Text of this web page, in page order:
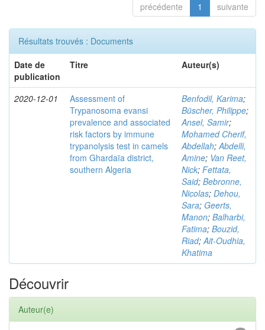
précédente 1 suivante
Résultats trouvés : Documents
Date de
publication
Titre Auteur(s)
2020-12-01
Assessment of
Trypanosoma evansi
prevalence and associated
risk factors by immune
trypanolysis test in camels
from Ghardaïa district,
southern Algeria
Benfodil, Karima;
Büscher, Philippe;
Ansel, Samir;
Mohamed Cherif,
Abdellah;Abdelli,
Amine; Van Reet,
Nick; Fettata,
Said; Bebronne,
Nicolas; Dehou,
Sara; Geerts,
Manon; Balharbi,
Fatima; Bouzid,
Riad;Ait-Oudhia,
Khatima
Découvrir
Auteur(e)